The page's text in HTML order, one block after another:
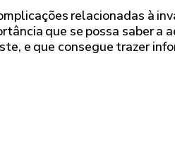
relacionadas à
que se possa saber a
e que consegue trazer